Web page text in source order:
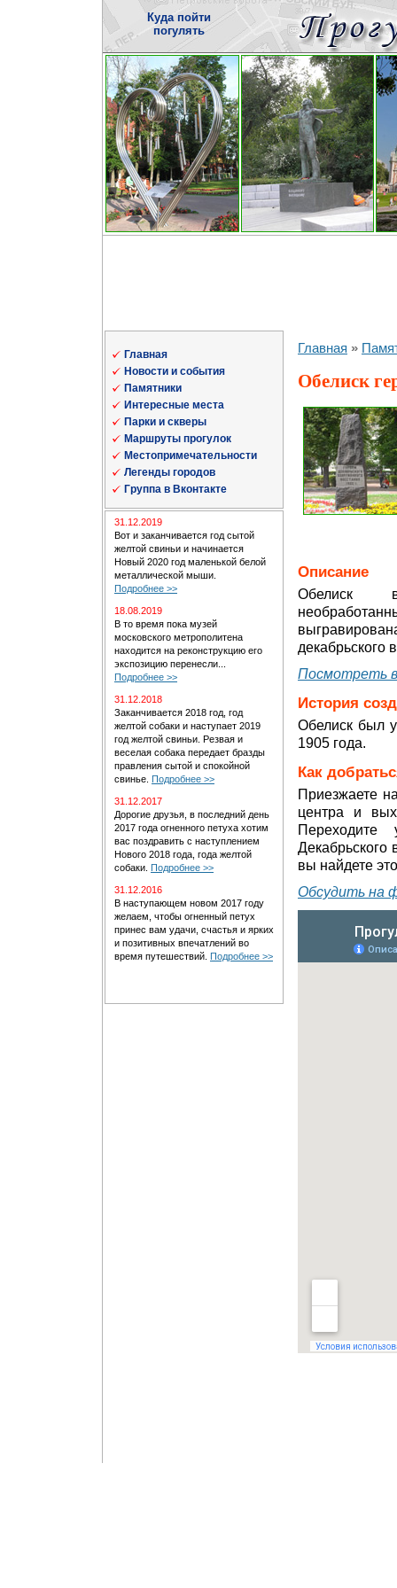
Куда пойти
погулять
Главная
Новости и события
Памятники
Интересные места
Парки и скверы
Маршруты прогулок
Местопримечательности
Легенды городов
Группа в Вконтакте
31.12.2019
Вот и заканчивается год сытой
желтой свиньи и начинается
Новый 2020 год маленькой белой
металлической мыши.
Подробнее >>
18.08.2019
В то время пока музей
московского метрополитена
находится на реконструкцию его
экспозицию перенесли...
Подробнее >>
31.12.2018
Заканчивается 2018 год, год
желтой собаки и наступает 2019
год желтой свиньи. Резвая и
веселая собака передает бразды
правления сытой и спокойной
свинье. Подробнее >>
31.12.2017
Дорогие друзья, в последний день
2017 года огненного петуха хотим
вас поздравить с наступлением
Нового 2018 года, года желтой
собаки. Подробнее >>
31.12.2016
В наступающем новом 2017 году
желаем, чтобы огненный петух
принес вам удачи, счастья и ярких
и позитивных впечатлений во
время путешествий. Подробнее >>
Главная »
Обелиск
Описание
Обелиск
декабрьского
Посмотреть
История
Обелиск был
1905 года.
Как
Приезжаете
центра и
Декабрьского
вы найдете
Обсудить на